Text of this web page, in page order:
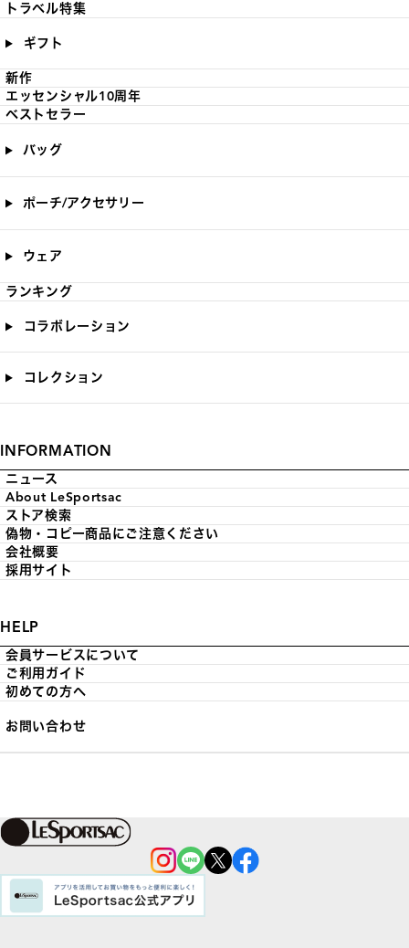
トラベル特集
ギフト
新作
エッセンシャル10周年
ベストセラー
バッグ
ポーチ/アクセサリー
ウェア
ランキング
コラボレーション
コレクション
INFORMATION
ニュース
About LeSportsac
ストア検索
偽物・コピー商品にご注意ください
会社概要
採用サイト
HELP
会員サービスについて
ご利用ガイド
初めての方へ
お問い合わせ